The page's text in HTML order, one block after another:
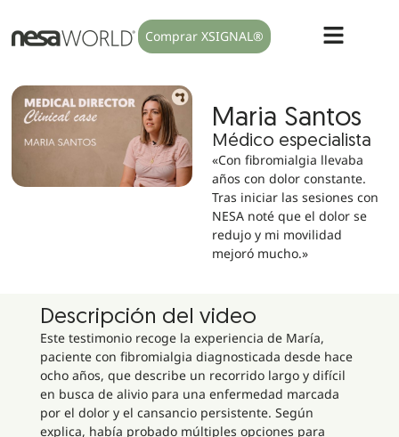
Comprar XSIGNAL®
Maria Santos
Médico especialista
«Con fibromialgia llevaba
años con dolor constante.
Tras iniciar las sesiones con
NESA noté que el dolor se
redujo y mi movilidad
mejoró mucho.»
Descripción del video
Este testimonio recoge la experiencia de María,
paciente con fibromialgia diagnosticada desde hace
ocho años, que describe un recorrido largo y difícil
en busca de alivio para una enfermedad marcada
por el dolor y el cansancio persistente. Según
explica, había probado múltiples opciones para